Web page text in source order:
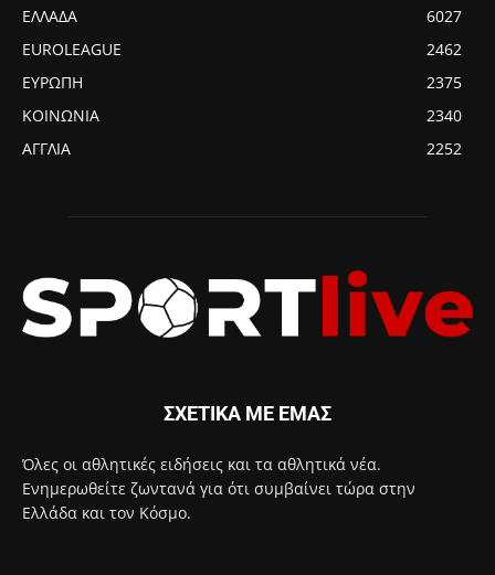
ΕΛΛΑΔΑ
6027
EUROLEAGUE
2462
ΕΥΡΩΠΗ
2375
ΚΟΙΝΩΝΙΑ
2340
ΑΓΓΛΙΑ
2252
ΣΧΕΤΙΚΑ ΜΕ ΕΜΑΣ
Όλες οι αθλητικές ειδήσεις και τα αθλητικά νέα.
Ενημερωθείτε ζωντανά για ότι συμβαίνει τώρα στην
Ελλάδα και τον Κόσμο.